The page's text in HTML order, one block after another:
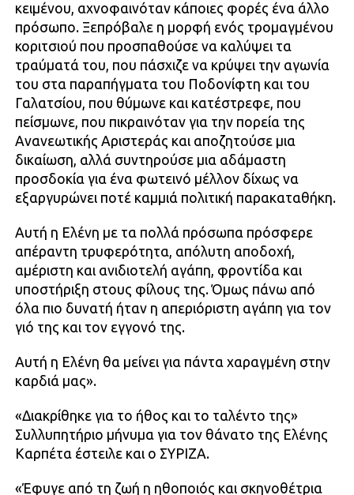
κειμένου, αχνοφαινόταν κάποιες φορές ένα άλλο
πρόσωπο. Ξεπρόβαλε η μορφή ενός τρομαγμένου
κοριτσιού που προσπαθούσε να καλύψει τα
τραύματά του, που πάσχιζε να κρύψει την αγωνία
του στα παραπήγματα του Ποδονίφτη και του
Γαλατσίου, που θύμωνε και κατέστρεφε, που
πείσμωνε, που πικραινόταν για την πορεία της
Ανανεωτικής Αριστεράς και αποζητούσε μια
δικαίωση, αλλά συντηρούσε μια αδάμαστη
προσδοκία για ένα φωτεινό μέλλον δίχως να
εξαργυρώνει ποτέ καμμιά πολιτική παρακαταθήκη.
Αυτή η Ελένη με τα πολλά πρόσωπα πρόσφερε
απέραντη τρυφερότητα, απόλυτη αποδοχή,
αμέριστη και ανιδιοτελή αγάπη, φροντίδα και
υποστήριξη στους φίλους της. Όμως πάνω από
όλα πιο δυνατή ήταν η απεριόριστη αγάπη για τον
γιό της και τον εγγονό της.
Αυτή η Ελένη θα μείνει για πάντα χαραγμένη στην
καρδιά μας».
«Διακρίθηκε για το ήθος και το ταλέντο της»
Συλλυπητήριο μήνυμα για τον θάνατο της Ελένης
Καρπέτα έστειλε και ο ΣΥΡΙΖΑ.
«Έφυγε από τη ζωή η ηθοποιός και σκηνοθέτρια